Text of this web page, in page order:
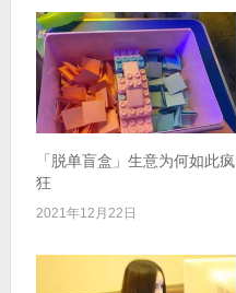
「脱单盲盒」生意为何如此疯
狂​
2021年12月22日